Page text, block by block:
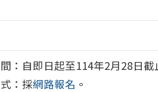
：自即日起至114年2月28日截
：採網路報名 。